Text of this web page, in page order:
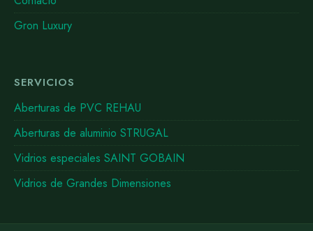
Gron Luxury
SERVICIOS
Aberturas de PVC REHAU
Aberturas de aluminio STRUGAL
Vidrios especiales SAINT GOBAIN
Vidrios de Grandes Dimensiones